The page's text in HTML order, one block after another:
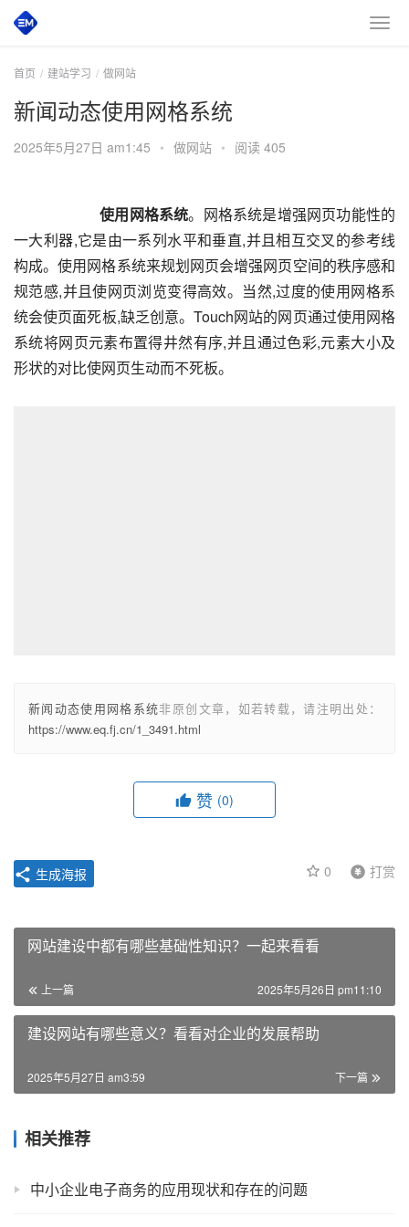
首页 建站学习 做网站
新闻动态使用网格系统
2025年5月27日 am1:45 • 做网站 • 阅读 405
使用网格系统。网格系统是增强网页功能性的
一大利器,它是由一系列水平和垂直,并且相互交叉的参考线
构成。使用网格系统来规划网页会增强网页空间的秩序感和
规范感,并且使网页浏览变得高效。当然,过度的使用网格系
统会使页面死板,缺乏创意。Touch网站的网页通过使用网格
系统将网页元素布置得井然有序,并且通过色彩,元素大小及
形状的对比使网页生动而不死板。
新闻动态使用网格系统非原创文章，如若转载，请注明出处：
https://www.eq.fj.cn/1_3491.html
赞 (0)
0 打赏
生成海报
网站建设中都有哪些基础性知识？一起来看看
上一篇 2025年5月26日 pm11:10
建设网站有哪些意义？看看对企业的发展帮助
下一篇
2025年5月27日 am3:59
相关推荐
中小企业电子商务的应用现状和存在的问题